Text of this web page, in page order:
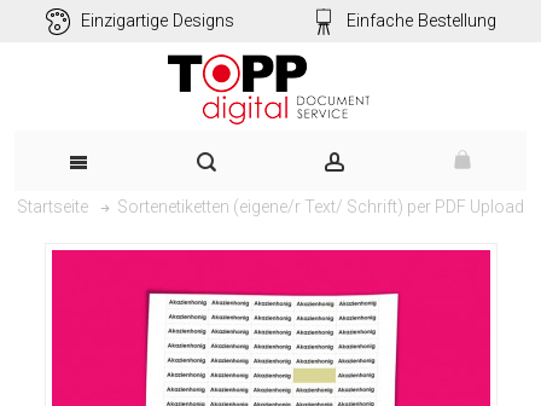
Einzigartige Designs Einfache Bestellung
Startseite Sortenetiketten (eigene/r Text/ Schrift) per PDF Upload